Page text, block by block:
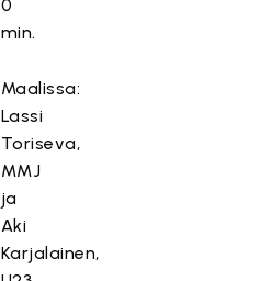
0
min.
Maalissa:
Lassi
Toriseva,
MMJ
ja
Aki
Karjalainen,